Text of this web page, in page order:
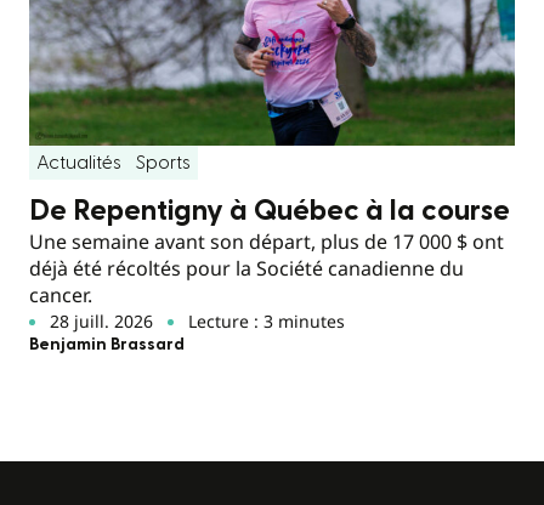
Actualités Sports
De Repentigny à Québec à la course
Une semaine avant son départ, plus de 17 000 $ ont
déjà été récoltés pour la Société canadienne du
cancer.
28 juill. 2026 Lecture : 3 minutes
Benjamin Brassard